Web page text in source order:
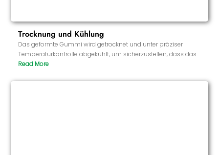
Trocknung und Kühlung
Das geformte Gummi wird getrocknet und unter präziser
Temperaturkontrolle abgekühlt, um sicherzustellen, dass das
Gummi weder zu weich noch zu hart ist und das beste